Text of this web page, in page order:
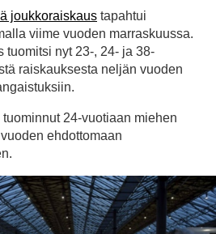
joukkoraiskaus tapahtui
viime vuoden marraskuussa.
tuomitsi nyt 23-, 24- ja 38-
raiskauksesta neljän vuoden
24-vuotiaan miehen
ehdottomaan